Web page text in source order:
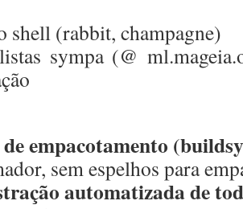
shell (rabbit, champagne)
sympa (@
empacotamento
sem espelhos para
automatizada de